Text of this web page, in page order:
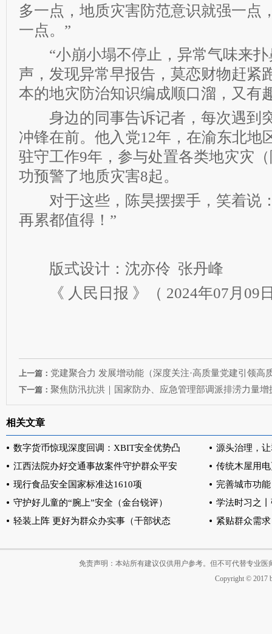
多一点，地质灾害防范意识就强一点
一点。”
“小崩小塌不停止，异常气味来扑
声，发现异常早报告，莫恋财物赶
本的地灾防治知识编成顺口溜，又有
身边的同事告诉记者，每次遇到
冲锋在前。他入党12年，在渝东北地
驻守工作9年，参与处置各类地灾灾
功预警了地质灾害8起。
对于这些，陈昊摆摆手，笑着说
再累都值得！”
版式设计：沈亦伶 张丹峰
《 人民日报 》（ 2024年07月09
上一篇： 党建聚合力 发展增动能（深度关注·高质量党建引领高
下一篇： 聚焦防汛抗洪｜国家防办、应急管理部调派排涝力量增
相关文章
数字货币惊现深度回调：XBIT安全优势凸
源头治理，
江西法院办好交通事故案件守护群众平安
传统木屋用
现行食品安全国家标准达1610项
完善城市功
守护好儿童的“腕上”安全（金台锐评）
学法时习之
轻装上阵 更好为群众办实事（干部状态
紧贴群众需
免责声明：本站所有建议仅供用户参考。但不可代替专业
Copyright © 2017